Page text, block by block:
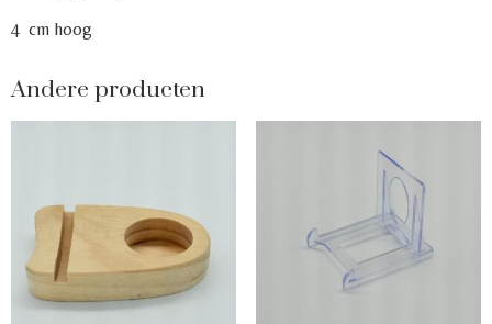
4 cm hoog
Andere producten